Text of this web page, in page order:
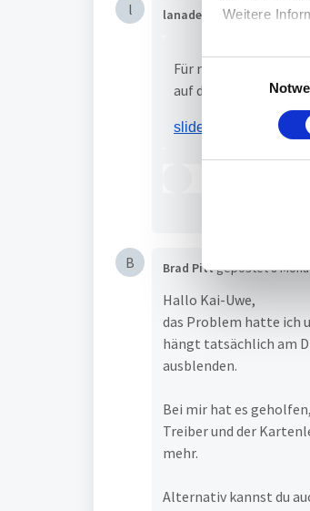
Weitere
E
i
w
u
g
s
a
u
w
a
l lanaderay gepostet5
Für mich hab ich
auf den Cyber-Jack ...
slide down
B Brad Pittgepostet8
Hallo Kai-Uwe,
das Problem hatte ich
hängt tatsächlich am
ausblenden.
Bei mir hat es
Treiber und der
mehr.
Alternativ kannst du